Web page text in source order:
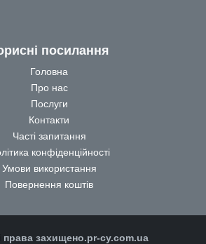
посилання
Головна
Про нас
Послуги
Контакти
Часті запитання
конфіденційності
Умови використання
Повернення коштів
права захищено.pr-cy.com.ua